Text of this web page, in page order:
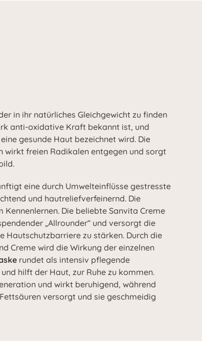
in ihr natürliches Gleichgewicht zu finden
anti-oxidative Kraft bekannt ist, und
gesunde Haut bezeichnet wird. Die
freien Radikalen entgegen und sorgt
eine durch Umwelteinflüsse gestresste
und hautreliefverfeinernd. Die
Die beliebte Sanvita Creme
„Allrounder“ und versorgt die
Hautschutzbarriere zu stärken. Durch die
Creme wird die Wirkung der einzelnen
rundet als intensiv pflegende
hilft der Haut, zur Ruhe zu kommen.
und wirkt beruhigend, während
versorgt und sie geschmeidig